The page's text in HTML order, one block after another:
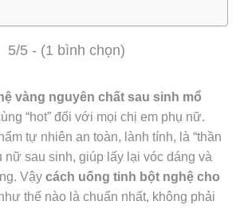
5/5 - (1 bình chọn)
vàng nguyên chất sau sinh mổ
“hot” đối với mọi chị em phụ nữ.
tự nhiên an toàn, lành tính, là “thần
nữ sau sinh, giúp lấy lại vóc dáng và
Vậy cách uống tinh bột nghệ cho
thế nào là chuẩn nhất, không phải